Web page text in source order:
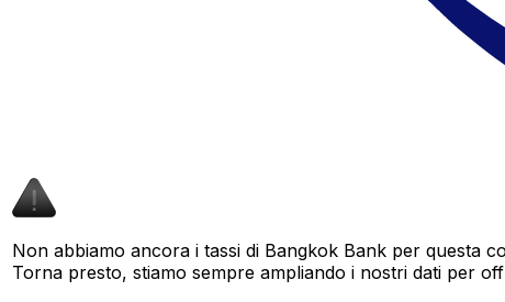
Non abbiamo ancora i tassi di Bangkok Bank per questa
Torna presto, stiamo sempre ampliando i nostri dati per